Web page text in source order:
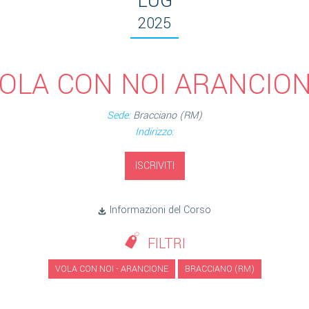
2025
CON NOI
Sede:Bracciano (RM)
Indirizzo:
ISCRIVITI
Informazioni del Corso
FILTRI
VOLA CON NOI - ARANCIONE BRACCIANO (RM)